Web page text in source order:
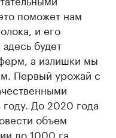
поможет нам
и его
будет
а излишки мы
Первый урожай с
До 2020 года
объем
до 1000 га.